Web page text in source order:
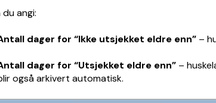
du angi:
dager for “Ikke utsjekket eldre enn”–
dager for “Utsjekket eldre enn”–
også arkivert automatisk.